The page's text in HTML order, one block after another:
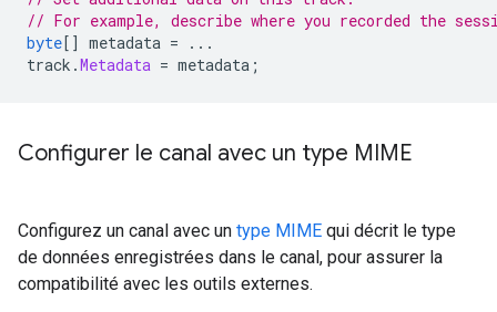
// For example, describe where you recorded the
byte[] metadata =
...
track .Metadata = metadata ;
Configurer le canal avec un type MIME
Configurez un canal avec un type MIME qui décrit le type
de données enregistrées dans le canal, pour assurer la
compatibilité avec les outils externes.